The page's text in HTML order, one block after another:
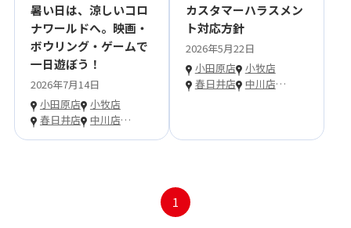
暑い日は、涼しいコロ
ナワールドへ。映画・
ボウリング・ゲームで
一日遊ぼう！
2026年7月14日
小田原店
小牧店
春日井店
中川店…
カスタマーハラスメン
ト対応方針
2026年5月22日
小田原店
小牧店
春日井店
中川店…
1